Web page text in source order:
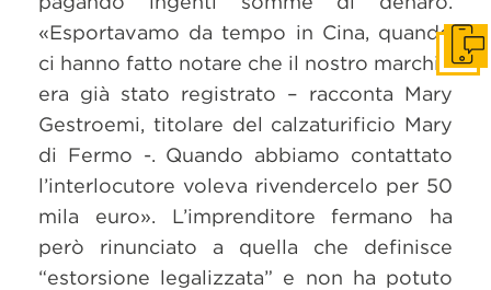
«Esportavamo da tempo in Cina, quando
ci hanno fatto notare che il nostro marchio
era già stato registrato – racconta Mary
Gestroemi, titolare del calzaturificio Mary
di Fermo -. Quando abbiamo contattato
l’interlocutore voleva rivendercelo per 50
mila euro». L’imprenditore fermano ha
però rinunciato a quella che definisce
“estorsione legalizzata” e non ha potuto
Get